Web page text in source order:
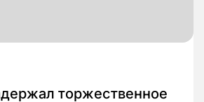
торжественное